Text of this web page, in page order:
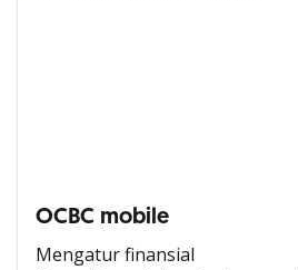
OCBC mobile
Mengatur finansial